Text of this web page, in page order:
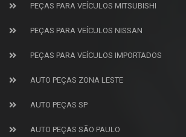
PEÇAS PARA VEÍCULOS MITSUBISHI
PEÇAS PARA VEÍCULOS NISSAN
PEÇAS PARA VEÍCULOS IMPORTADOS
AUTO PEÇAS ZONA LESTE
AUTO PEÇAS SP
AUTO PEÇAS SÃO PAULO